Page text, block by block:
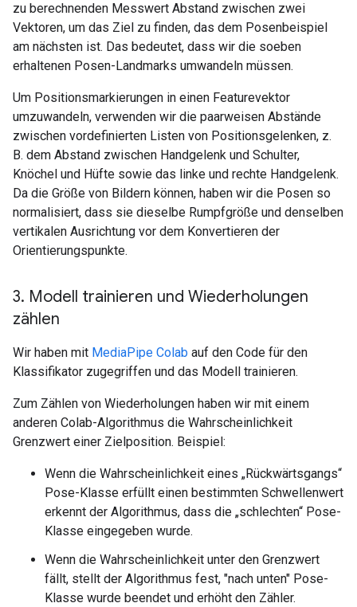
zu berechnenden Messwert Abstand zwischen zwei
Vektoren, um das Ziel zu finden, das dem Posenbeispiel
am nächsten ist. Das bedeutet, dass wir die soeben
erhaltenen Posen-Landmarks umwandeln müssen.
Um Positionsmarkierungen in einen Featurevektor
umzuwandeln, verwenden wir die paarweisen Abstände
zwischen vordefinierten Listen von Positionsgelenken, z.
B. dem Abstand zwischen Handgelenk und Schulter,
Knöchel und Hüfte sowie das linke und rechte Handgelenk.
Da die Größe von Bildern können, haben wir die Posen so
normalisiert, dass sie dieselbe Rumpfgröße und denselben
vertikalen Ausrichtung vor dem Konvertieren der
Orientierungspunkte.
3. Modell trainieren und Wiederholungen
zählen
Wir haben mit MediaPipe Colab auf den Code für den
Klassifikator zugegriffen und das Modell trainieren.
Zum Zählen von Wiederholungen haben wir mit einem
anderen Colab-Algorithmus die Wahrscheinlichkeit
Grenzwert einer Zielposition. Beispiel:
Wenn die Wahrscheinlichkeit eines „Rückwärtsgangs“
Pose-Klasse erfüllt einen bestimmten Schwellenwert
erkennt der Algorithmus, dass die „schlechten“ Pose-
Klasse eingegeben wurde.
Wenn die Wahrscheinlichkeit unter den Grenzwert
fällt, stellt der Algorithmus fest, "nach unten" Pose-
Klasse wurde beendet und erhöht den Zähler.